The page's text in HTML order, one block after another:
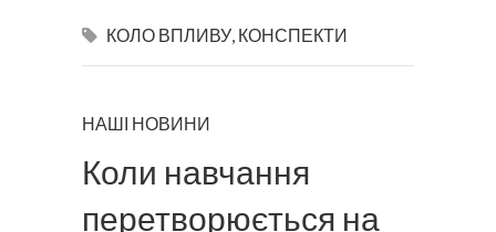
КОЛО ВПЛИВУ, КОНСПЕКТИ
НАШІ НОВИНИ
Коли навчання
перетворюється на